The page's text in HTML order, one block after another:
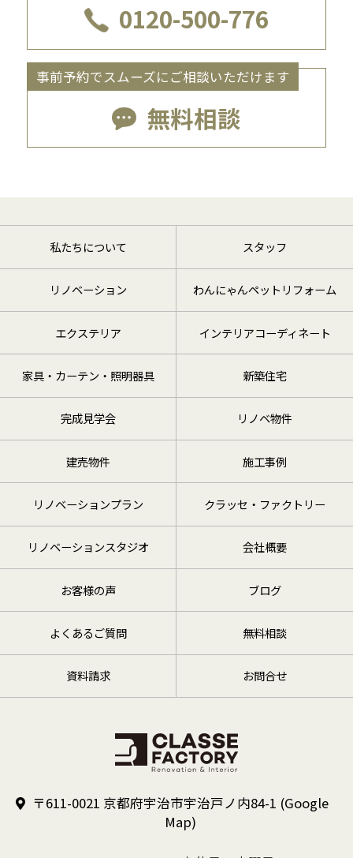
0120-500-776
事前予約でスムーズにご相談いただけます
無料相談
私たちについて スタッフ
リノベーション わんにゃんペットリフォーム
エクステリア インテリアコーディネート
家具・カーテン・照明器具 新築住宅
完成見学会 リノベ物件
建売物件 施工事例
リノベーションプラン クラッセ・ファクトリー
リノベーションスタジオ 会社概要
お客様の声 ブログ
よくあるご質問 無料相談
資料請求 お問合せ
〒611-0021 京都府宇治市宇治戸ノ内84-1 (Google
Map)